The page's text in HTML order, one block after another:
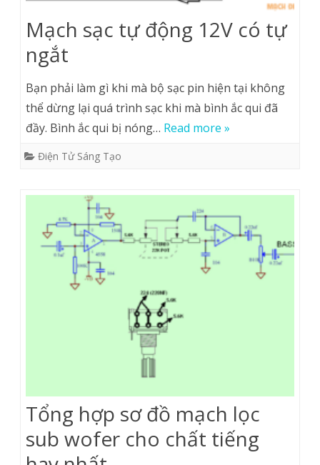
Mạch sạc tự động 12V có tự
ngắt
Bạn phải làm gì khi mà bộ sạc pin hiện tại không
thể dừng lại quá trình sạc khi mà bình ắc qui đã
đầy. Bình ắc qui bị nóng… Read more »
Điện Tử Sáng Tạo
Tổng hợp sơ đồ mạch lọc
sub wofer cho chất tiếng